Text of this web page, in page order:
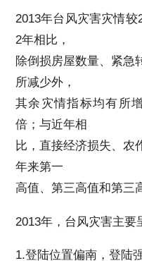
2013年台风灾害灾情
2年相比，
除倒损房屋数量、紧急
所减少外，
其余灾情指标均有所
倍；与近年相
比，直接经济损失、农
年来第一
高值、第三高值和第三
2013年，台风灾害主要
1.登陆位置偏南，登陆